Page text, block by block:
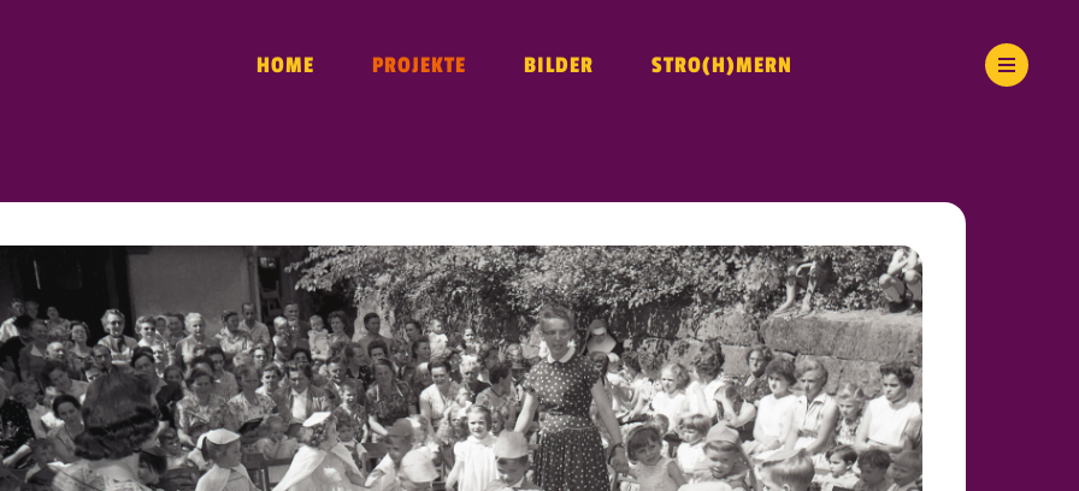
HOME PROJEKTE BILDER STRO(H)MERN